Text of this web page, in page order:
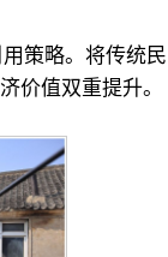
策略。将传统民
价值双重提升。